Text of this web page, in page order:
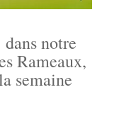
notre
Rameaux,
semaine